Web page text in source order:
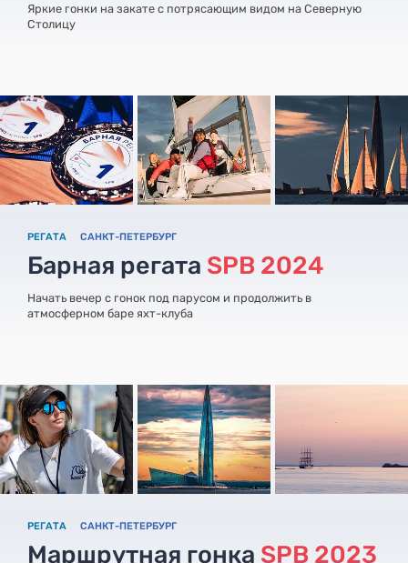
Яркие гонки на закате с потрясающим видом на Северную
Столицу
РЕГАТА САНКТ-ПЕТЕРБУРГ
Барная регата SPB 2024
Начать вечер с гонок под парусом и продолжить в
атмосферном баре яхт-клуба
РЕГАТА САНКТ-ПЕТЕРБУРГ
Маршрутная гонка SPB 2023